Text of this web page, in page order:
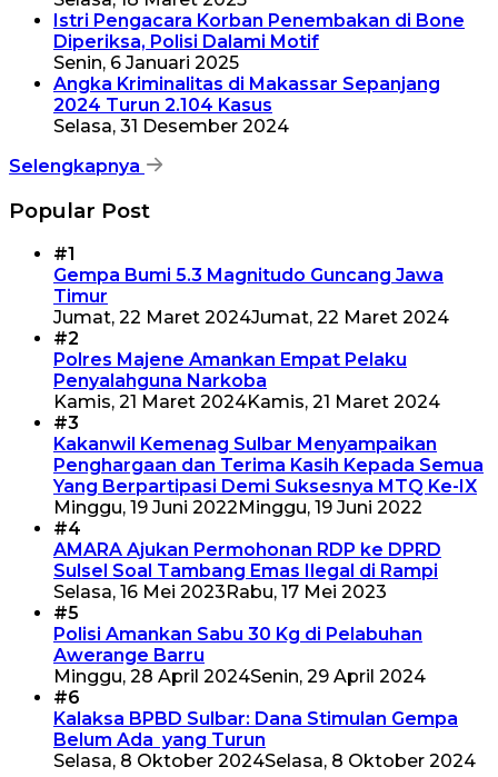
Istri Pengacara Korban Penembakan di Bone
Diperiksa, Polisi Dalami Motif
Senin, 6 Januari 2025
Angka Kriminalitas di Makassar Sepanjang
2024 Turun 2.104 Kasus
Selasa, 31 Desember 2024
Selengkapnya
Popular Post
#1
Gempa Bumi 5.3 Magnitudo Guncang Jawa
Timur
Jumat, 22 Maret 2024Jumat, 22 Maret 2024
#2
Polres Majene Amankan Empat Pelaku
Penyalahguna Narkoba
Kamis, 21 Maret 2024Kamis, 21 Maret 2024
#3
Kakanwil Kemenag Sulbar Menyampaikan
Penghargaan dan Terima Kasih Kepada Semua
Yang Berpartipasi Demi Suksesnya MTQ Ke-IX
Minggu, 19 Juni 2022 Minggu, 19 Juni 2022
#4
AMARA Ajukan Permohonan RDP ke DPRD
Sulsel Soal Tambang Emas Ilegal di Rampi
Selasa, 16 Mei 2023 Rabu, 17 Mei 2023
#5
Polisi Amankan Sabu 30 Kg di Pelabuhan
Awerange Barru
Minggu, 28 April 2024Senin, 29 April 2024
#6
Kalaksa BPBD Sulbar: Dana Stimulan Gempa
Belum Ada yang Turun
Selasa, 8 Oktober 2024Selasa, 8 Oktober 2024